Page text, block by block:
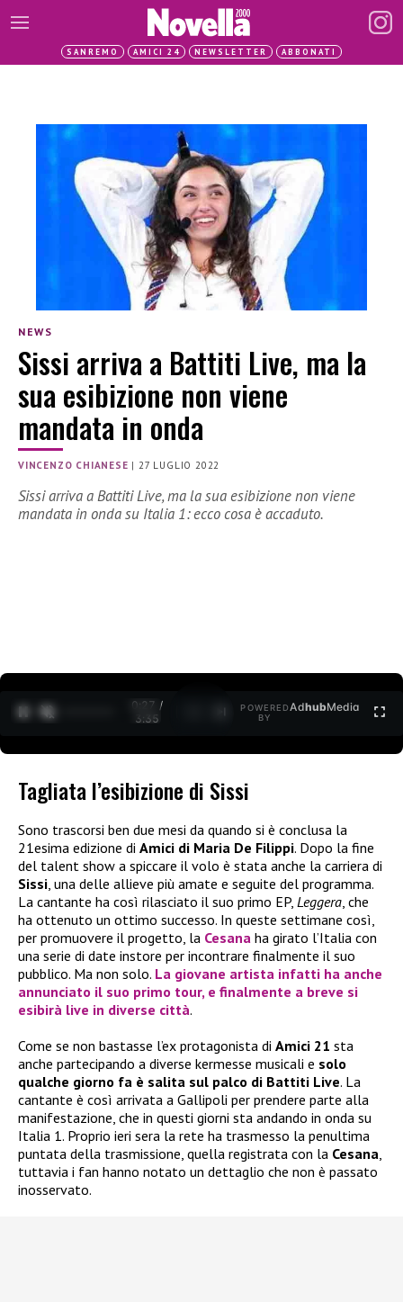
SANREMO AMICI 24 NEWSLETTER ABBONATI
NEWS
Sissi arriva a Battiti Live, ma la
sua esibizione non viene
mandata in onda
VINCENZO CHIANESE |27 LUGLIO 2022
Sissi arriva a Battiti Live, ma la sua esibizione non viene
mandata in onda su Italia 1: ecco cosa è accaduto.
0:27 /
3:35
POWERED
BY
AdhubMedia
Tagliata l’esibizione di Sissi
Sono trascorsi ben due mesi da quando si è conclusa la
21esima edizione di Amici di Maria De Filippi. Dopo la fine
del talent show a spiccare il volo è stata anche la carriera di
Sissi, una delle allieve più amate e seguite del programma.
La cantante ha così rilasciato il suo primo EP, Leggera, che
ha ottenuto un ottimo successo. In queste settimane così,
per promuovere il progetto, la Cesana ha girato l’Italia con
una serie di date instore per incontrare finalmente il suo
pubblico. Ma non solo. La giovane artista infatti ha anche
annunciato il suo primo tour, e finalmente a breve si
esibirà live in diverse città.
Come se non bastasse l’ex protagonista di Amici 21 sta
anche partecipando a diverse kermesse musicali e solo
qualche giorno fa è salita sul palco di Battiti Live. La
cantante è così arrivata a Gallipoli per prendere parte alla
manifestazione, che in questi giorni sta andando in onda su
Italia 1. Proprio ieri sera la rete ha trasmesso la penultima
puntata della trasmissione, quella registrata con la Cesana,
tuttavia i fan hanno notato un dettaglio che non è passato
inosservato.